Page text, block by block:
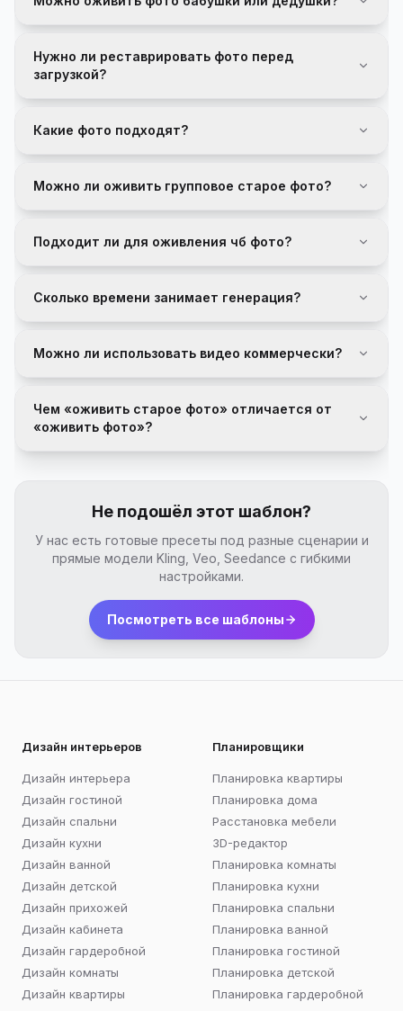
Нужно ли реставрировать фото перед
загрузкой?
Какие фото подходят?
Можно ли оживить групповое старое фото?
Подходит ли для оживления чб фото?
Сколько времени занимает генерация?
Можно ли использовать видео коммерчески?
Чем «оживить старое фото» отличается от
«оживить фото»?
Не подошёл этот шаблон?
У нас есть готовые пресеты под разные сценарии и
прямые модели Kling, Veo, Seedance с гибкими
настройками.
Посмотреть все шаблоны
Дизайн интерьеров
Дизайн интерьера
Дизайн гостиной
Дизайн спальни
Дизайн кухни
Дизайн ванной
Дизайн детской
Дизайн прихожей
Дизайн кабинета
Дизайн гардеробной
Дизайн комнаты
Дизайн квартиры
Планировщики
Планировка квартиры
Планировка дома
Расстановка мебели
3D-редактор
Планировка комнаты
Планировка кухни
Планировка спальни
Планировка ванной
Планировка гостиной
Планировка детской
Планировка гардеробной